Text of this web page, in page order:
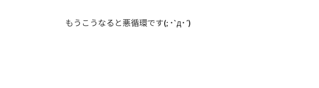
もうこうなると悪循環です(; ･`д･´)